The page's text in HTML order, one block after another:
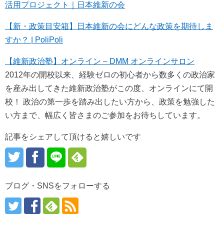
活用プロジェクト｜日本維新の会
【新・政策目安箱】日本維新の会にどんな政策を期待しま
すか？ | PoliPoli
【維新政治塾】オンライン – DMM オンラインサロン
2012年の開校以来、経験ゼロの初心者から数多くの政治家
を産み出してきた維新政治塾がこの度、オンラインにて開
校！ 政治の第一歩を踏み出したい方から、政策を勉強した
い方まで、幅広く皆さまのご参加をお待ちしています。
記事をシェアして頂けると嬉しいです
ブログ・SNSをフォローする